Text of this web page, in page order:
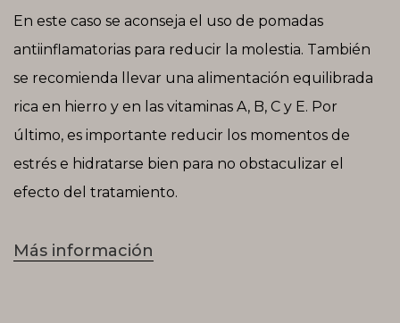
En este caso se aconseja el uso de pomadas
antiinflamatorias para reducir la molestia. También
se recomienda llevar una alimentación equilibrada
rica en hierro y en las vitaminas A, B, C y E. Por
último, es importante reducir los momentos de
estrés e hidratarse bien para no obstaculizar el
efecto del tratamiento.
Más información